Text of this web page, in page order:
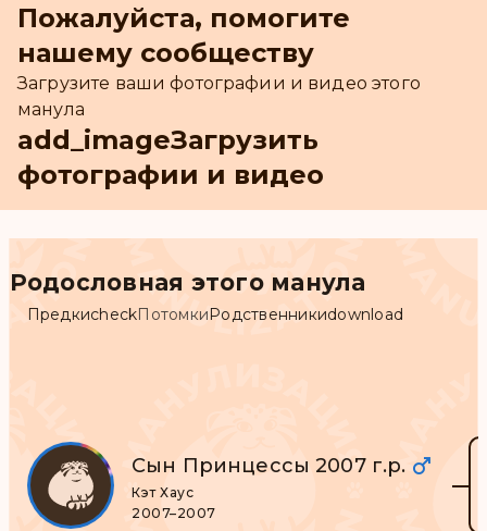
Пожалуйста, помогите
нашему сообществу
Загрузите ваши фотографии и видео этого
манула
add_imageЗагрузить
фотографии и видео
Родословная этого манула
ПредкиcheckПотомкиРодственникиdownload
Сын Принцессы 2007 г.р.
Кэт Хаус
2007–2007